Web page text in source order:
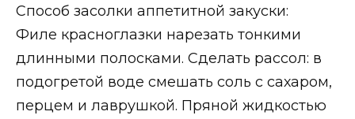
Способ засолки аппетитной закуски:
Филе красноглазки нарезать тонкими
длинными полосками. Сделать рассол: в
подогретой воде смешать соль с сахаром,
перцем и лаврушкой. Пряной жидкостью